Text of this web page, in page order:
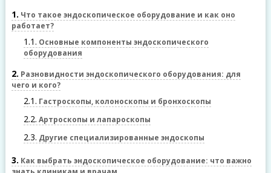
1 Что такое эндоскопическое оборудование и как оно
работает?
1.1 Основные компоненты эндоскопического
оборудования
2 Разновидности эндоскопического оборудования: для
чего и кого?
2.1 Гастроскопы, колоноскопы и бронхоскопы
2.2 Артроскопы и лапароскопы
2.3 Другие специализированные эндоскопы
3 Как выбрать эндоскопическое оборудование: что важно